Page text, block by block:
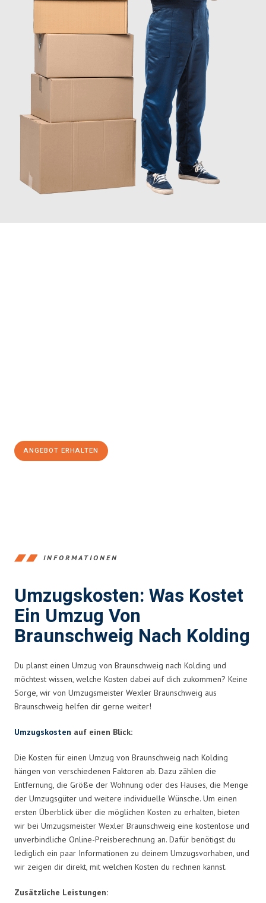
ANGEBOT ERHALTEN
INFORMATIONEN
Umzugskosten: Was Kostet
Ein Umzug Von
Braunschweig Nach Kolding
Du planst einen Umzug von Braunschweig nach Kolding und
möchtest wissen, welche Kosten dabei auf dich zukommen? Keine
Sorge, wir von Umzugsmeister Wexler Braunschweig aus
Braunschweig helfen dir gerne weiter!
Umzugskosten auf einen Blick:
Die Kosten für einen Umzug von Braunschweig nach Kolding
hängen von verschiedenen Faktoren ab. Dazu zählen die
Entfernung, die Größe der Wohnung oder des Hauses, die Menge
der Umzugsgüter und weitere individuelle Wünsche. Um einen
ersten Überblick über die möglichen Kosten zu erhalten, bieten
wir bei Umzugsmeister Wexler Braunschweig eine kostenlose und
unverbindliche Online-Preisberechnung an. Dafür benötigst du
lediglich ein paar Informationen zu deinem Umzugsvorhaben, und
wir zeigen dir direkt, mit welchen Kosten du rechnen kannst.
Zusätzliche Leistungen: